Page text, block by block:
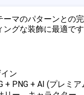
ーマのパターンとの
グな装飾に最適です
ン
+ PNG + AI (プレミア